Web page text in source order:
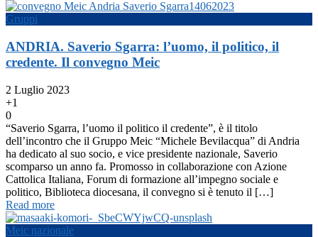
Gruppi
ANDRIA. Saverio Sgarra: l’uomo, il politico, il
credente. Il convegno Meic
2 Luglio 2023
+1
0
“Saverio Sgarra, l’uomo il politico il credente”, è il titolo
dell’incontro che il Gruppo Meic “Michele Bevilacqua” di Andria
ha dedicato al suo socio, e vice presidente nazionale, Saverio
scomparso un anno fa. Promosso in collaborazione con Azione
Cattolica Italiana, Forum di formazione all’impegno sociale e
politico, Biblioteca diocesana, il convegno si è tenuto il […]
Read more
Meic nazionale